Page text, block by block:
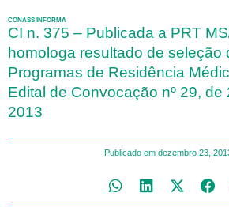
CONASS INFORMA
CI n. 375 – Publicada a PRT
homologa resultado de seleção
Programas de Residência
Edital de Convocação nº 29, de
2013
Publicado em dezembro 23,